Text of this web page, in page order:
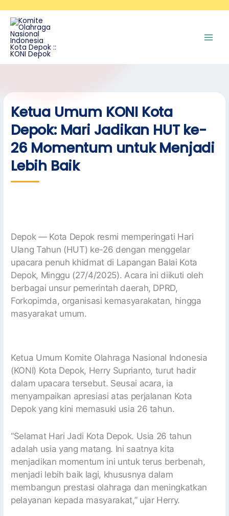
content
Ketua Umum KONI Kota
Depok: Mari Jadikan HUT ke-
26 Momentum untuk Menjadi
Lebih Baik
Depok — Kota Depok resmi memperingati Hari
Ulang Tahun (HUT) ke-26 dengan menggelar
upacara penuh khidmat di Lapangan Balai Kota
Depok, Minggu (27/4/2025). Acara ini diikuti oleh
berbagai unsur pemerintah daerah, DPRD,
Forkopimda, organisasi kemasyarakatan, hingga
masyarakat umum.
Ketua Umum Komite Olahraga Nasional Indonesia
(KONI) Kota Depok, Herry Suprianto, turut hadir
dalam upacara tersebut. Seusai acara, ia
menyampaikan apresiasi atas perjalanan Kota
Depok yang kini memasuki usia 26 tahun.
“Selamat Hari Jadi Kota Depok. Usia 26 tahun
adalah usia yang matang. Ini saatnya kita
menjadikan momentum ini untuk terus berbenah,
menjadi lebih baik lagi, khususnya dalam
membangun prestasi olahraga dan meningkatkan
pelayanan kepada masyarakat,” ujar Herry.
r
s
i
p